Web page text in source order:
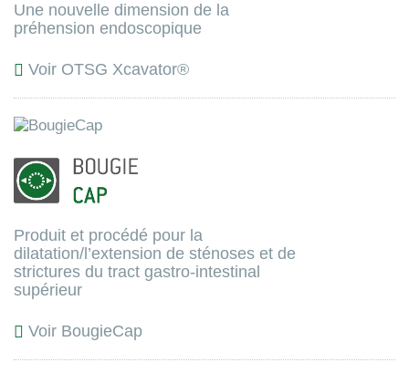
Une nouvelle dimension de la
préhension endoscopique
Voir OTSG Xcavator®
Produit et procédé pour la
dilatation/l’extension de sténoses et de
strictures du tract gastro-intestinal
supérieur
Voir BougieCap